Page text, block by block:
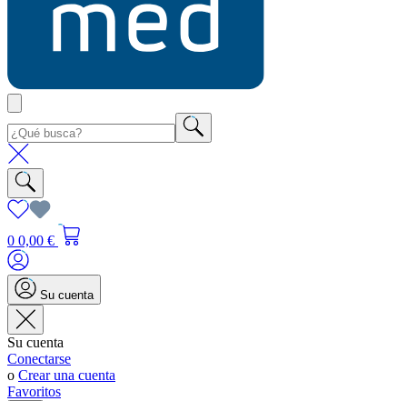
0 0,00 €
Su cuenta
Su cuenta
Conectarse
o Crear una cuenta
Favoritos